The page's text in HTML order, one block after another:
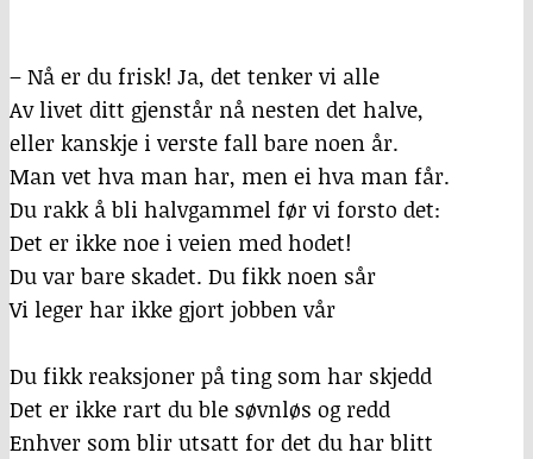
– Nå er du frisk! Ja, det tenker vi alle
Av livet ditt gjenstår nå nesten det halve,
eller kanskje i verste fall bare noen år.
Man vet hva man har, men ei hva man får.
Du rakk å bli halvgammel før vi forsto det:
Det er ikke noe i veien med hodet!
Du var bare skadet. Du fikk noen sår
Vi leger har ikke gjort jobben vår
Du fikk reaksjoner på ting som har skjedd
Det er ikke rart du ble søvnløs og redd
Enhver som blir utsatt for det du har blitt